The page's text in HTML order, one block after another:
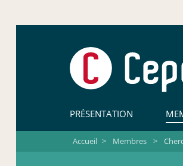
PRÉSENTATION
Accueil > Membres >